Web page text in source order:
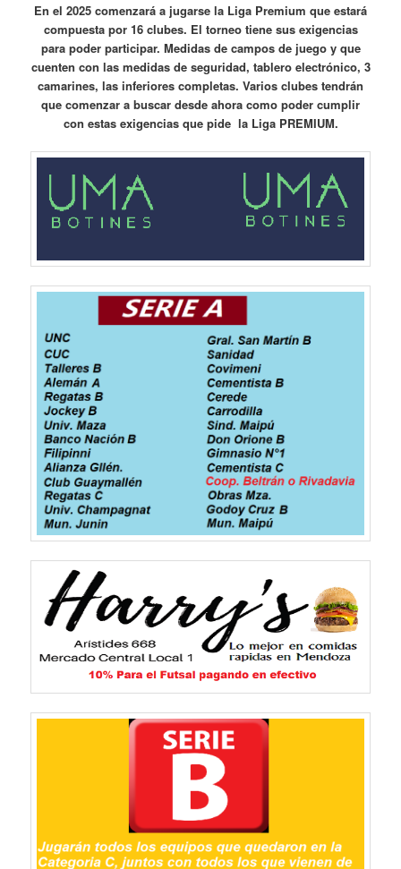
En el 2025 comenzará a jugarse la Liga Premium que estará
compuesta por 16 clubes. El torneo tiene sus exigencias
para poder participar. Medidas de campos de juego y que
cuenten con las medidas de seguridad, tablero electrónico, 3
camarines, las inferiores completas. Varios clubes tendrán
que comenzar a buscar desde ahora como poder cumplir
con estas exigencias que pide la Liga PREMIUM.